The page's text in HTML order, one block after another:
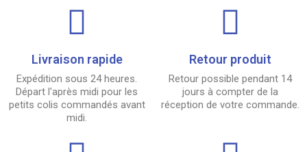
Livraison rapide
Expédition sous 24 heures.
Départ l'après midi pour les
petits colis commandés avant
midi.
Retour produit
Retour possible pendant 14
jours à compter de la
réception de votre commande.